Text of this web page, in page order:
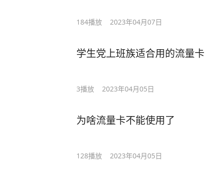
184播放 2023年04月07日
学生党上班族适合用的流量卡
3播放 2023年04月05日
为啥流量卡不能使用了
128播放 2023年04月05日